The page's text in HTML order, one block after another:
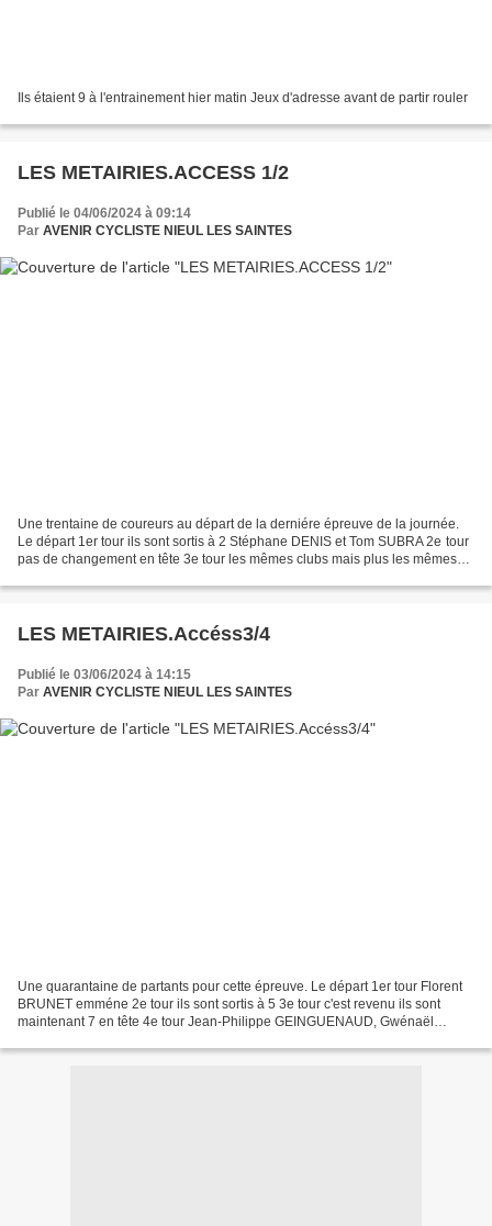
Ils étaient 9 à l'entrainement hier matin Jeux d'adresse avant de partir rouler
LES METAIRIES.ACCESS 1/2
Publié le 04/06/2024 à 09:14
Par AVENIR CYCLISTE NIEUL LES SAINTES
Une trentaine de coureurs au départ de la derniére épreuve de la journée.
Le départ 1er tour ils sont sortis à 2 Stéphane DENIS et Tom SUBRA 2e tour
pas de changement en tête 3e tour les mêmes clubs mais plus les mêmes
LES METAIRIES.Accéss3/4
Publié le 03/06/2024 à 14:15
Par AVENIR CYCLISTE NIEUL LES SAINTES
Une quarantaine de partants pour cette épreuve. Le départ 1er tour Florent
BRUNET emméne 2e tour ils sont sortis à 5 3e tour c'est revenu ils sont
maintenant 7 en tête 4e tour Jean-Philippe GEINGUENAUD, Gwénaël